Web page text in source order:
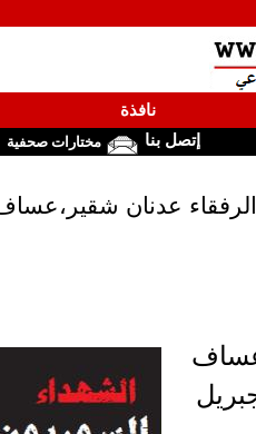
نافذة
إتصل بنا مختارات صحفية